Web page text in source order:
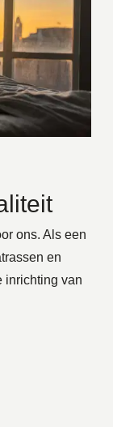
ons. Als een
en
inrichting van